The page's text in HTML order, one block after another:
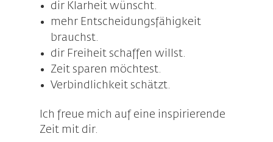
dir Klarheit wünscht.
mehr Entscheidungsfähigkeit
brauchst.
dir Freiheit schaffen willst.
Zeit sparen möchtest.
Verbindlichkeit schätzt.
Ich freue mich auf eine inspirierende
Zeit mit dir.